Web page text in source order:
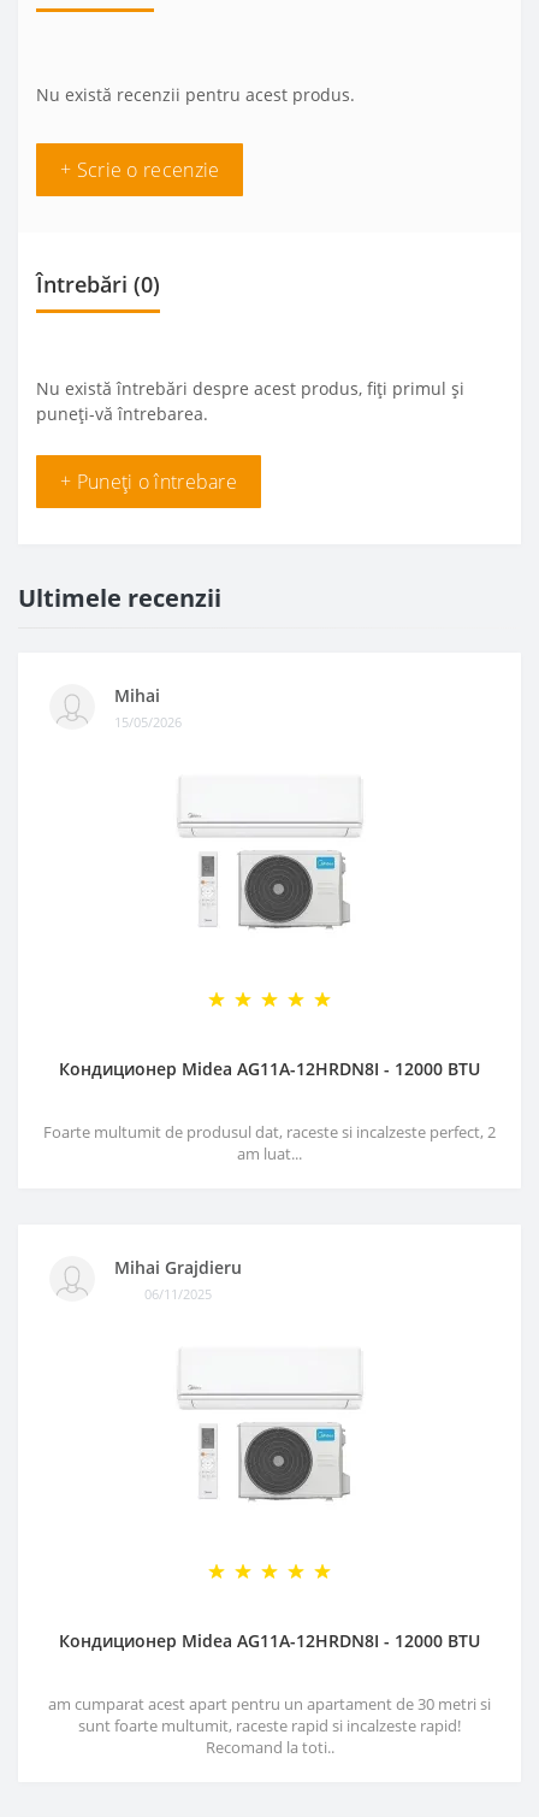
Nu există recenzii pentru acest produs.
+ Scrie o recenzie
Întrebări (0)
Nu există întrebări despre acest produs, fiți primul și
puneți-vă întrebarea.
+ Puneți o întrebare
Ultimele recenzii
Mihai
15/05/2026
Кондиционер Midea AG11A-12HRDN8I - 12000 BTU
Foarte multumit de produsul dat, raceste si incalzeste perfect, 2
am luat...
Mihai Grajdieru
06/11/2025
Кондиционер Midea AG11A-12HRDN8I - 12000 BTU
am cumparat acest apart pentru un apartament de 30 metri si
sunt foarte multumit, raceste rapid si incalzeste rapid!
Recomand la toti..